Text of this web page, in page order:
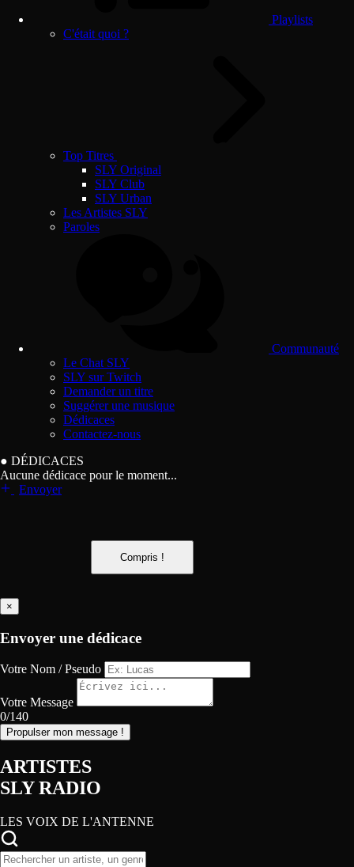
Playlists
C'était quoi ?
Top Titres
SLY Original
SLY Club
SLY Urban
Les Artistes SLY
Paroles
Communauté
Le Chat SLY
SLY sur Twitch
Demander un titre
Suggérer une musique
Dédicaces
Contactez-nous
● DÉDICACES
Aucune dédicace pour le moment...
Envoyer
Compris !
×
Envoyer une dédicace
Votre Nom / Pseudo
Votre Message
0/140
Propulser mon message !
ARTISTES
SLY RADIO
LES VOIX DE L'ANTENNE